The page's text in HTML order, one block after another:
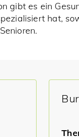
gibt es ein
hat,